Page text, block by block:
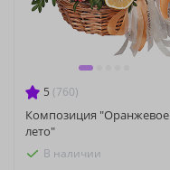
5 (760)
Композиция "Оранжевое
лето"
В наличии